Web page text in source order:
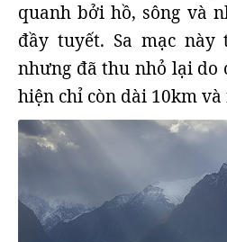
quanh bởi hồ, sông và
đầy tuyết. Sa mạc
nhưng đã thu nhỏ lại do
hiện chỉ còn dài 10km và